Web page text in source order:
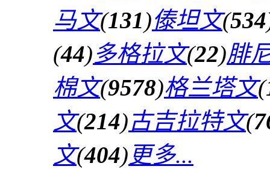
马文(131)傣坦文(534
(44)多格拉文(22)腓
棉文(9578)格兰塔文(
文(214)古吉拉特文(
文(404) 更多...